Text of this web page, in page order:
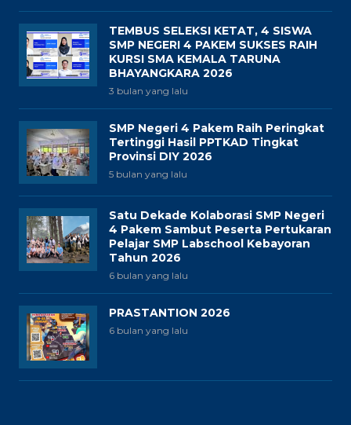
TEMBUS SELEKSI KETAT, 4 SISWA
SMP NEGERI 4 PAKEM SUKSES RAIH
KURSI SMA KEMALA TARUNA
BHAYANGKARA 2026
3 bulan yang lalu
SMP Negeri 4 Pakem Raih Peringkat
Tertinggi Hasil PPTKAD Tingkat
Provinsi DIY 2026
5 bulan yang lalu
Satu Dekade Kolaborasi SMP Negeri
4 Pakem Sambut Peserta Pertukaran
Pelajar SMP Labschool Kebayoran
Tahun 2026
6 bulan yang lalu
PRASTANTION 2026
6 bulan yang lalu